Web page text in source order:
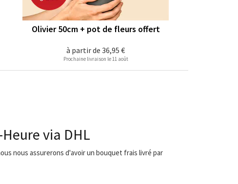
à partir de 36,95 €
Olivier 50cm + pot de fleurs offert
Prochaine livraison le 11 août
via DHL
nous assurerons d'avoir un bouquet frais livré par